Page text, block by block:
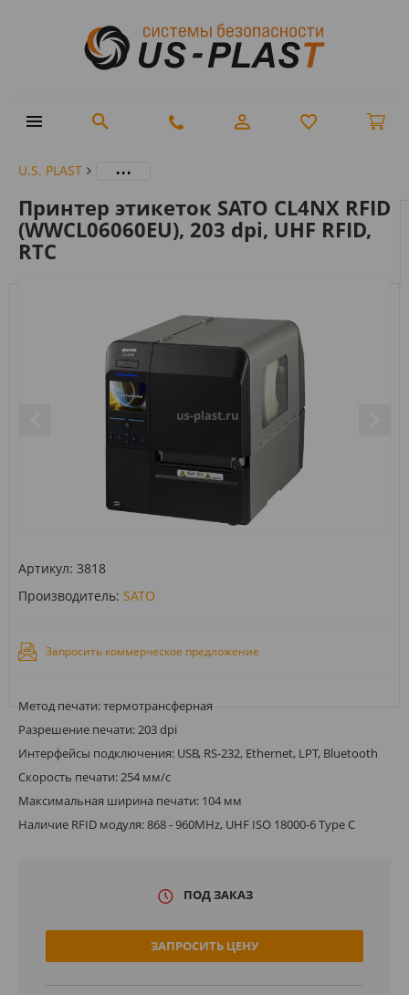
U.S. PLAST ...
Принтер этикеток SATO CL4NX RFID
(WWCL06060EU), 203 dpi, UHF RFID,
RTC
Артикул: 3818
Производитель: SATO
Запросить коммерческое предложение
Метод печати: термотрансферная
Разрешение печати: 203 dpi
Интерфейсы подключения: USB, RS-232, Ethernet, LPT, Bluetooth
Скорость печати: 254 мм/с
Максимальная ширина печати: 104 мм
Наличие RFID модуля: 868 - 960MHz, UHF ISO 18000-6 Type C
ПОД ЗАКАЗ
ЗАПРОСИТЬ ЦЕНУ